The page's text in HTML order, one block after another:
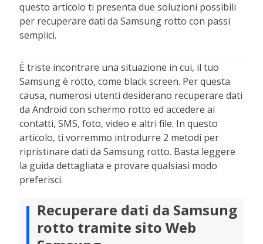
questo articolo ti presenta due soluzioni possibili
per recuperare dati da Samsung rotto con passi
semplici.
È triste incontrare una situazione in cui, il tuo
Samsung è rotto, come black screen. Per questa
causa, numerosi utenti desiderano recuperare dati
da Android con schermo rotto ed accedere ai
contatti, SMS, foto, video e altri file. In questo
articolo, ti vorremmo introdurre 2 metodi per
ripristinare dati da Samsung rotto. Basta leggere
la guida dettagliata e provare qualsiasi modo
preferisci.
Recuperare dati da Samsung
rotto tramite sito Web